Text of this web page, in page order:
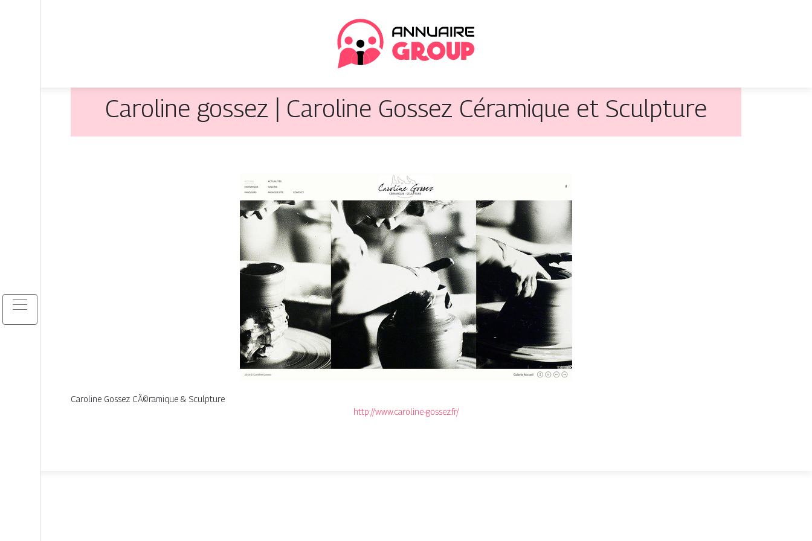
Caroline gossez | Caroline Gossez Céramique et Sculpture
Caroline Gossez CÃ©ramique & Sculpture
http://www.caroline-gossez.fr/